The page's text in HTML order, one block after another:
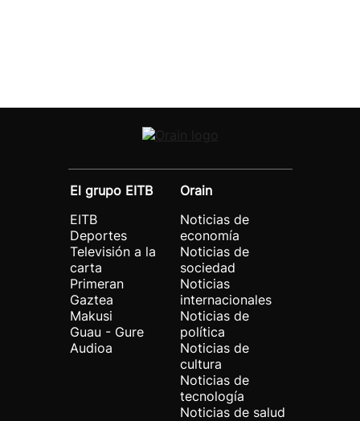
El grupo EITB
EITB
Deportes
Televisión a la
carta
Primeran
Gaztea
Makusi
Guau - Gure
Audioa
Orain
Noticias de
economía
Noticias de
sociedad
Noticias
internacionales
Noticias de
política
Noticias de
cultura
Noticias de
tecnología
Noticias de salud